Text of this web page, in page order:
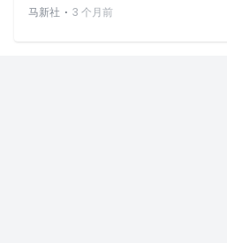
马新社 ⋅ 3 个月前